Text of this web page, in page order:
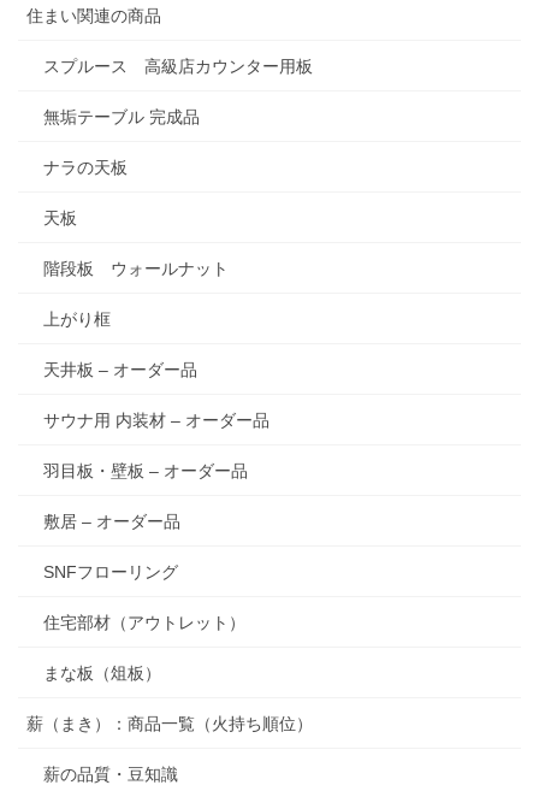
住まい関連の商品
スプルース 高級店カウンター用板
無垢テーブル 完成品
ナラの天板
天板
階段板 ウォールナット
上がり框
天井板 – オーダー品
サウナ用 内装材 – オーダー品
羽目板・壁板 – オーダー品
敷居 – オーダー品
SNFフローリング
住宅部材（アウトレット）
まな板（俎板）
薪（まき）：商品一覧（火持ち順位）
薪の品質・豆知識